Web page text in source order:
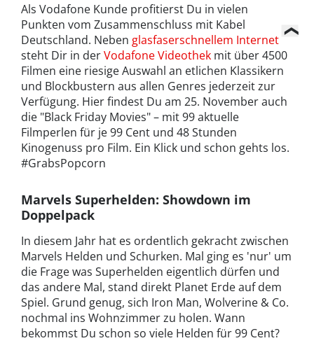
Als Vodafone Kunde profitierst Du in vielen
Punkten vom Zusammenschluss mit Kabel
Deutschland. Neben glasfaserschnellem Internet
steht Dir in derVodafone Videothek mit über 4500
Filmen eine riesige Auswahl an etlichen Klassikern
und Blockbustern aus allen Genres jederzeit zur
Verfügung. Hier findest Du am 25. November auch
die "Black Friday Movies" – mit 99 aktuelle
Filmperlen für je 99 Cent und 48 Stunden
Kinogenuss pro Film. Ein Klick und schon gehts los.
#GrabsPopcorn
Marvels Superhelden: Showdown im
Doppelpack
In diesem Jahr hat es ordentlich gekracht zwischen
Marvels Helden und Schurken. Mal ging es 'nur' um
die Frage was Superhelden eigentlich dürfen und
das andere Mal, stand direkt Planet Erde auf dem
Spiel. Grund genug, sich Iron Man, Wolverine & Co.
nochmal ins Wohnzimmer zu holen. Wann
bekommst Du schon so viele Helden für 99 Cent?